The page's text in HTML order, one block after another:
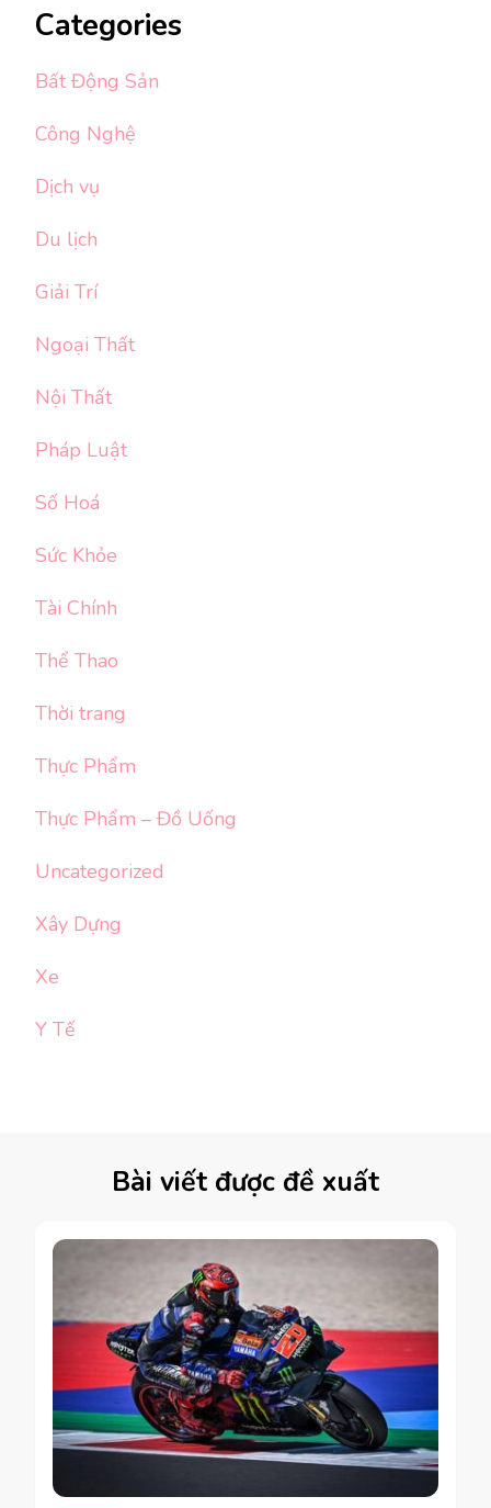
Categories
Bất Động Sản
Công Nghệ
Dịch vụ
Du lịch
Giải Trí
Ngoại Thất
Nội Thất
Pháp Luật
Số Hoá
Sức Khỏe
Tài Chính
Thể Thao
Thời trang
Thực Phẩm
Thực Phẩm – Đồ Uống
Uncategorized
Xây Dựng
Xe
Y Tế
Bài viết được đề xuất